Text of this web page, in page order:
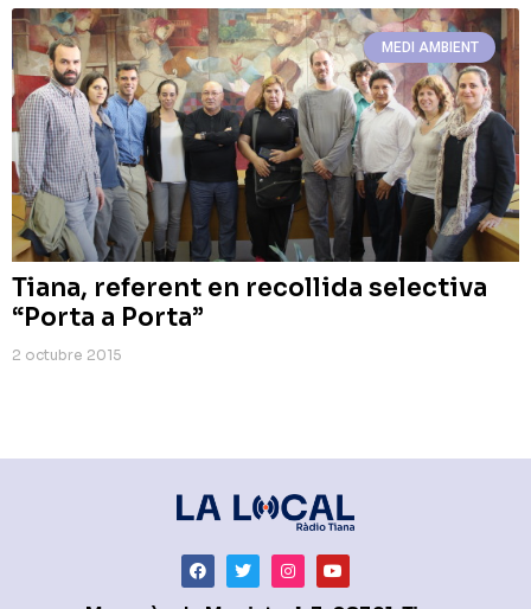
MEDI AMBIENT
Tiana, referent en recollida selectiva
“Porta a Porta”
2 octubre 2015